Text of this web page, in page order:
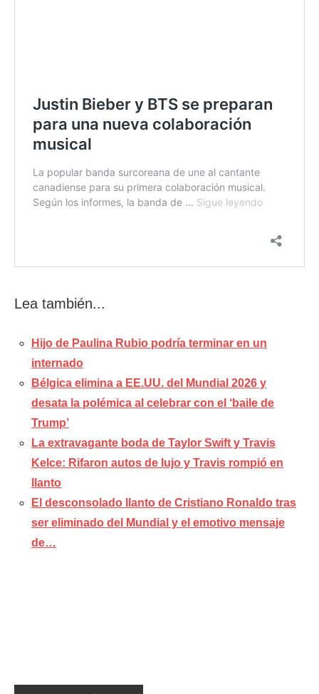
Lea también...
Hijo de Paulina Rubio podría terminar en un
internado
Bélgica elimina a EE.UU. del Mundial 2026 y
desata la polémica al celebrar con el ‘baile de
Trump’
La extravagante boda de Taylor Swift y Travis
Kelce: Rifaron autos de lujo y Travis rompió en
llanto
El desconsolado llanto de Cristiano Ronaldo tras
ser eliminado del Mundial y el emotivo mensaje
de…